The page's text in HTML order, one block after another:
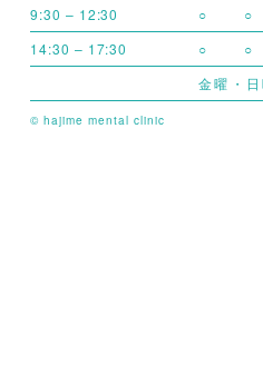
9:30 – 12:30
○ ○
14:30 – 17:30
○ ○
金曜・
© hajime mental clinic